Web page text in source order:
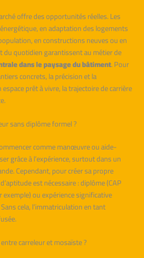
offre des opportunités réelles. Les
en adaptation des logements
en constructions neuves ou en
quotidien garantissent au métier de
dans le paysage du bâtiment. Pour
concrets, la précision et la
prêt à vivre, la trajectoire de carrière
sans diplôme formel ?
comme manœuvre ou aide-
grâce à l’expérience, surtout dans un
Cependant, pour créer sa propre
est nécessaire : diplôme (CAP
ou expérience significative
cela, l’immatriculation en tant
carreleur et mosaïste ?